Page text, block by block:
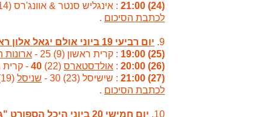
(24) 21:00
: אינגליש סנטר & אוונג'רס (14) 35 -
לכתבת הסיכום .
9. יום רביעי 19 ביוני אולם יגאל אלון ראשון לציון
(25) 19:00
: קרית ראשון (9) 25 - ארונות
(26) 20:00
: אולדסטארס (22)
40 - קרית גנים
(27) 21:00
: שישיסל (23) 30 - שניסל (19)
לכתבת הסיכום .
10. יום חמישי 20 ביוני היכל הספורט "גמי" יואל דרובין 37 ראשל"צ